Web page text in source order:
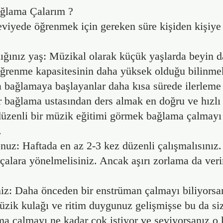
Çalarım ?
öğrenmek için gereken süre kişiden
yaş: Müzikal olarak küçük yaşlarda beyin
kapasitesinin daha yüksek olduğu
başlayanlar daha kısa sürede
ustasından ders almak en doğru ve
bir müzik eğitimi görmek bağlama çalmayı
Haftada en az 2-3 kez düzenli
yönelmelisiniz. Ancak aşırı zorlama da
Daha önceden bir enstrüman çalmayı
kulağı ve ritim duygunuz gelişmişse bu da
çalmayı ne kadar çok istiyor ve seviyorsanız o